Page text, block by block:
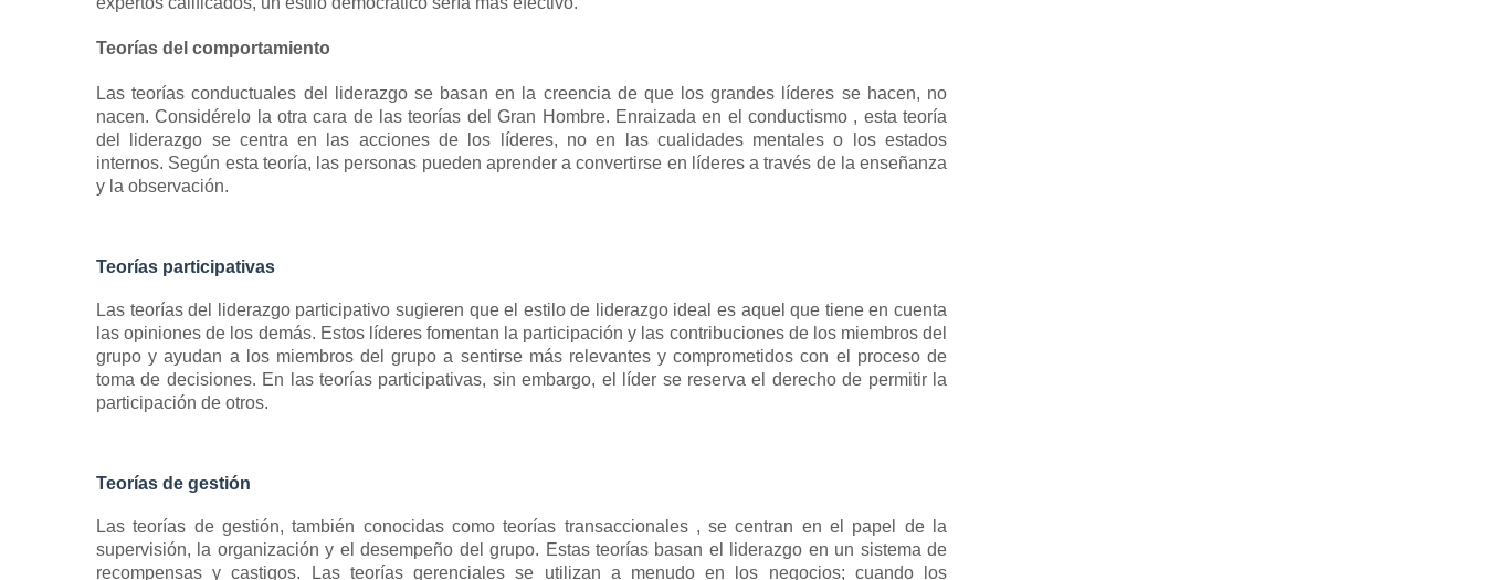
Teorías del comportamiento
Las teorías conductuales del liderazgo se basan en la creencia de que los grandes líderes se hacen, no
nacen.Considérelo la otra cara de las teorías del Gran Hombre. Enraizada en el conductismo, esta teoría
del liderazgo se centra en las acciones de los líderes, no en las cualidades mentales o los estados
internos. Según esta teoría, las personas pueden aprender a convertirse en líderes a través de la enseñanza
y la observación.
Teorías participativas
Las teorías del liderazgo participativo sugieren que el estilo de liderazgo ideal es aquel que tiene en cuenta
las opiniones de los demás. Estos líderes fomentan la participación y las contribuciones de los miembros del
grupo y ayudan a los miembros del grupo a sentirse más relevantes y comprometidos con el proceso de
toma de decisiones. En las teorías participativas, sin embargo, el líder se reserva el derecho de permitir la
participación de otros.
Teorías de gestión
Las teorías de gestión, también conocidas comoteorías transaccionales, se centran en el papel de la
supervisión, la organización y el desempeño del grupo. Estas teorías basan el liderazgo en un sistema de
recompensas y castigos.
Las teorías gerenciales se utilizan a menudo en los negocios; cuando los